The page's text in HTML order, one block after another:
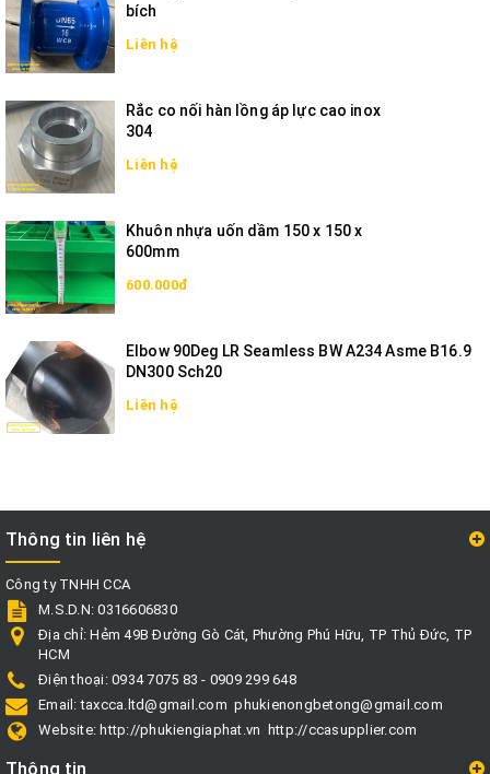
bích
Liên hệ
Rắc co nối hàn lồng áp lực cao inox
304
Liên hệ
Khuôn nhựa uốn dầm 150 x 150 x
600mm
600.000đ
Elbow 90Deg LR Seamless BW A234 Asme B16.9
DN300 Sch20
Liên hệ
Thông tin liên hệ
Công ty TNHH CCA
M.S.D.N: 0316606830
Địa chỉ:Hẻm 49B Đường Gò Cát, Phường Phú Hữu, TP Thủ Đức, TP
HCM
Điện thoại: 0934 7075 83 - 0909 299 648
Email:taxcca.ltd@gmail.com phukienongbetong@gmail.com
Website:http://phukiengiaphat.vn http://ccasupplier.com
Thông tin